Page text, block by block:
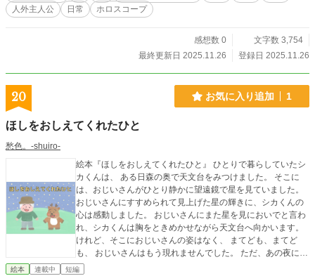
人外主人公
日常 ホロスコープ
感想数 0
文字数 3,754
最終更新日 2025.11.26
登録日 2025.11.26
20 お気に入り追加 1
ほしをおしえてくれたひと
愁色。-shuiro-
絵本『ほしをおしえてくれたひと』 ひとりで暮らしていたシ
カくんは、 ある日森の奥で天文台をみつけました。 そこに
は、おじいさんがひとり静かに望遠鏡で星を見ていました。
おじいさんにすすめられて見上げた星の輝きに、シカくんの
心は感動しました。 おじいさんにまた星を見においでと言わ
れ、シカくんは胸をときめかせながら天文台へ向かいます。
けれど、そこにおじいさんの姿はなく、 まてども、まてど
も、 おじいさんはもう現れませんでした。 ただ、あの夜に見
た星の光だけが、 シカくんの心にいつまでも残っていまし
絵本 連載中 短編